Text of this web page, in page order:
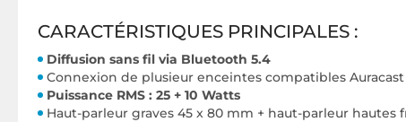
CARACTÉRISTIQUES PRINCIPALES :
Diffusion sans fil via Bluetooth 5.4
Connexion de plusieur enceintes compatibles Auracast
Puissance RMS : 25 + 10 Watts
Haut-parleur graves 45 x 80 mm + haut-parleur hautes